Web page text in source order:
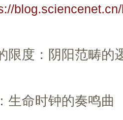
限度：阴阳范畴的
生命时钟的奏鸣曲